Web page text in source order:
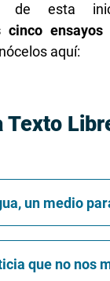
de esta
cinco
aquí:
Texto
un medio
que no nos